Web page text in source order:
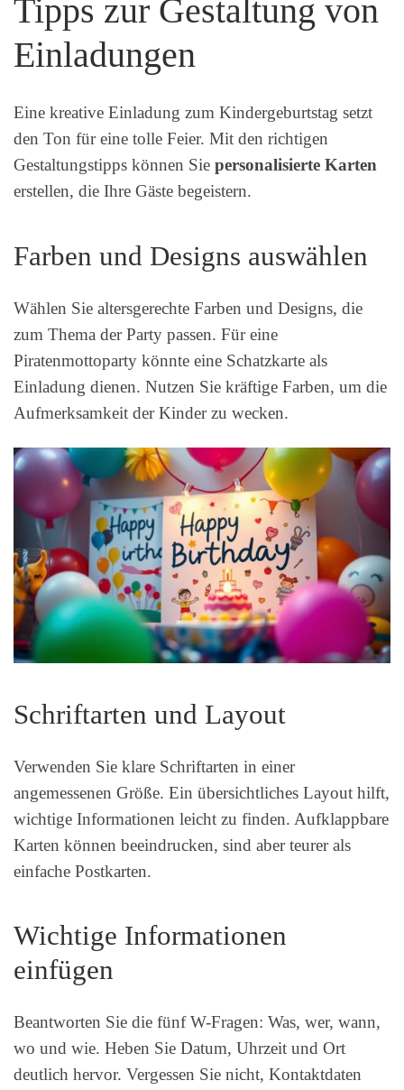
Tipps zur Gestaltung von
Einladungen
Eine kreative Einladung zum Kindergeburtstag setzt
den Ton für eine tolle Feier. Mit den richtigen
Gestaltungstipps können Sie personalisierte Karten
erstellen, die Ihre Gäste begeistern.
Farben und Designs auswählen
Wählen Sie altersgerechte Farben und Designs, die
zum Thema der Party passen. Für eine
Piratenmottoparty könnte eine Schatzkarte als
Einladung dienen. Nutzen Sie kräftige Farben, um die
Aufmerksamkeit der Kinder zu wecken.
Schriftarten und Layout
Verwenden Sie klare Schriftarten in einer
angemessenen Größe. Ein übersichtliches Layout hilft,
wichtige Informationen leicht zu finden. Aufklappbare
Karten können beeindrucken, sind aber teurer als
einfache Postkarten.
Wichtige Informationen
einfügen
Beantworten Sie die fünf W-Fragen: Was, wer, wann,
wo und wie. Heben Sie Datum, Uhrzeit und Ort
deutlich hervor. Vergessen Sie nicht, Kontaktdaten